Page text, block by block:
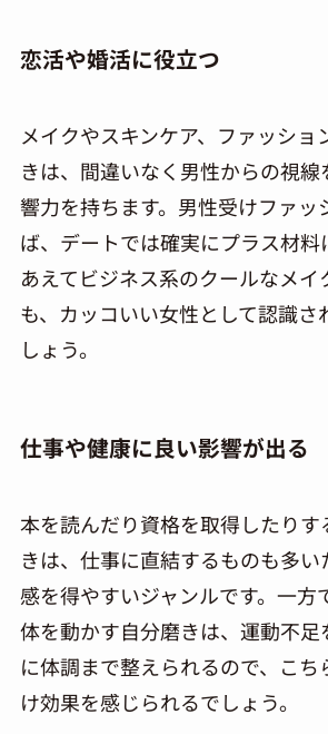
恋活や婚活に役立つ
メイクやスキンケア、ファッショ
きは、間違いなく男性からの視
響力を持ちます。男性受けファッ
ば、デートでは確実にプラス材料
あえてビジネス系のクールなメイ
も、カッコいい女性として認識さ
しょう。
仕事や健康に良い影響が出る
本を読んだり資格を取得したりす
きは、仕事に直結するものも多
感を得やすいジャンルです。一方
体を動かす自分磨きは、運動不足
に体調まで整えられるので、こち
け効果を感じられるでしょう。